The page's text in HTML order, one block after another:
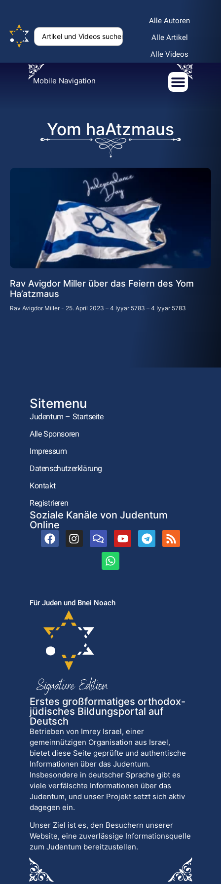
Alle Autoren
Alle Artikel
Alle Videos
Mobile Navigation
Yom haAtzmaus
Rav Avigdor Miller über das Feiern des Yom
Ha’atzmaus
Rav Avigdor Miller 25. April 2023 – 4 Iyyar 5783 – 4 Iyyar 5783
Sitemenu
Judentum – Startseite
Alle Sponsoren
Impressum
Datenschutzerklärung
Kontakt
Registrieren
Soziale Kanäle von Judentum
Online
Für Juden und Bnei Noach
Erstes großformatiges orthodox-
jüdisches Bildungsportal auf
Deutsch
Betrieben von Imrey Israel, einer
gemeinnützigen Organisation aus Israel,
bietet diese Seite geprüfte und authentische
Informationen über das Judentum.
Insbesondere in deutscher Sprache gibt es
viele verfälschte Informationen über das
Judentum, und unser Projekt setzt sich aktiv
dagegen ein.
Unser Ziel ist es, den Besuchern unserer
Website, eine zuverlässige Informationsquelle
zum Judentum bereitzustellen.